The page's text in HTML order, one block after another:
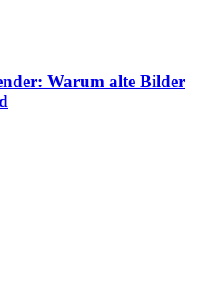
Warum alte Bilder